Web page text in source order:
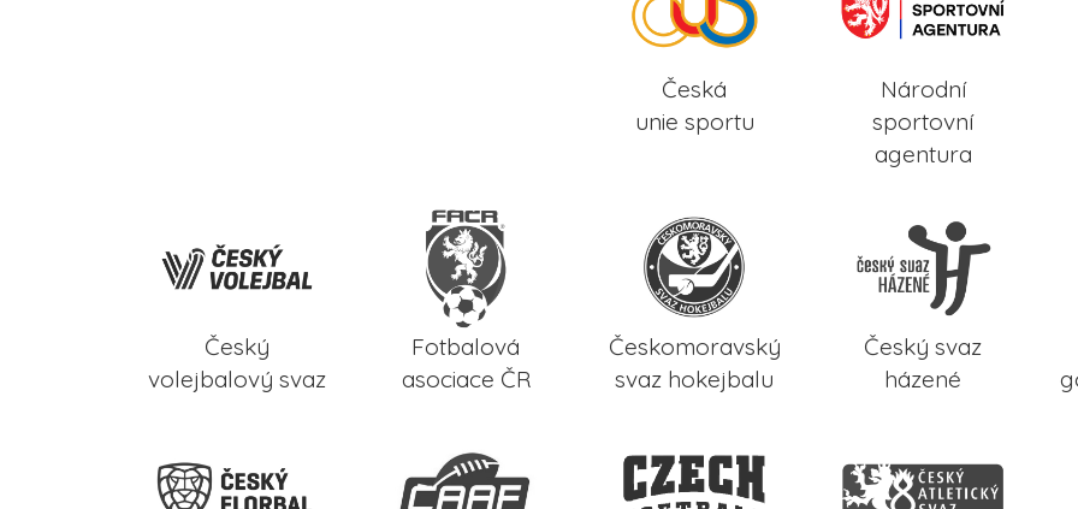
Česká
unie sportu
Národní
sportovní
agentura
Český
volejbalový svaz
Fotbalová
asociace ČR
Českomoravský
svaz hokejbalu
Český svaz
házené